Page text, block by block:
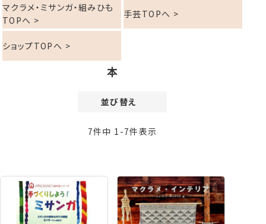
マクラメ・ミサンガ・組みひも
TOPへ >
手芸TOPへ >
ショップTOPへ >
本
並び替え
価格が高い順
おすすめ順
レビュー順
7件中 1 -7件表示